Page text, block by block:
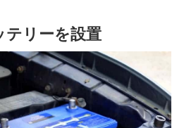
テリーを設置